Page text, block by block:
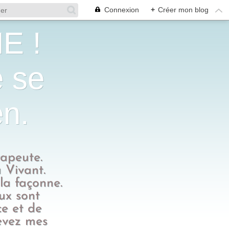
Connexion + Créer mon blog
!
se
Vivant.
façonne.
sont
et de
mes